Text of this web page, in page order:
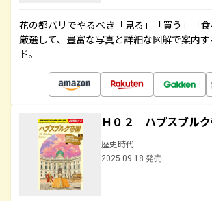
花の都パリでやるべき「見る」「買う」「
厳選して、豊富な写真と詳細な図解で案内
ド。
Ｈ０２ ハプスブル
歴史時代
2025.09.18 発売